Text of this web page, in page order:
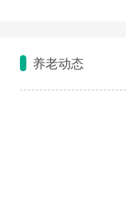
养老动态